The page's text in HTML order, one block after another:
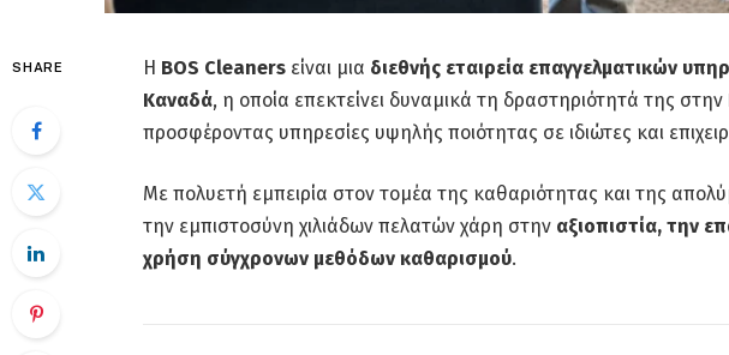
SHARE Η BOS Cleanersείναι μια διεθνής εταιρεία επαγγελματικών
Καναδά, η οποία επεκτείνει δυναμικά τη δραστηριότητά της στην
προσφέροντας υπηρεσίες υψηλής ποιότητας σε ιδιώτες και
Με πολυετή εμπειρία στον τομέα της καθαριότητας και της
την εμπιστοσύνη χιλιάδων πελατών χάρη στην αξιοπιστία, την
χρήση σύγχρονων μεθόδων καθαρισμού.